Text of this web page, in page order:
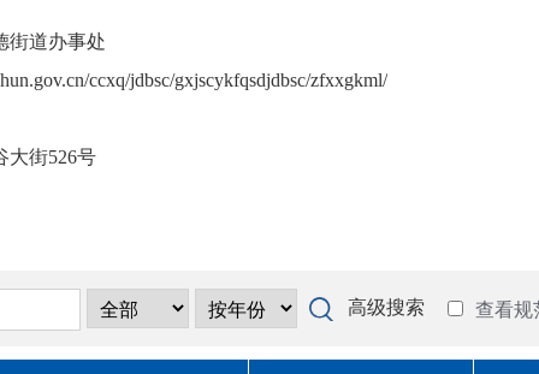
街道办事处
ccxq/jdbsc/gxjscykfqsdjdbsc/zfxxgkml/
大街526号
高级搜索 查看规